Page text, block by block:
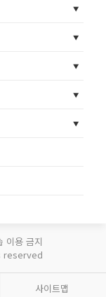
이용 금지
reserved
사이트맵